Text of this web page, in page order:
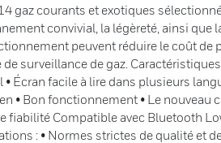
gaz courants et exotiques
convivial, la légèreté, ainsi que
peuvent réduire le coût de
de surveillance de gaz.
• Écran facile à lire dans plusieurs
• Bon fonctionnement • Le nouveau
fiabilité Compatible avec Bluetooth
: • Normes strictes de qualité et